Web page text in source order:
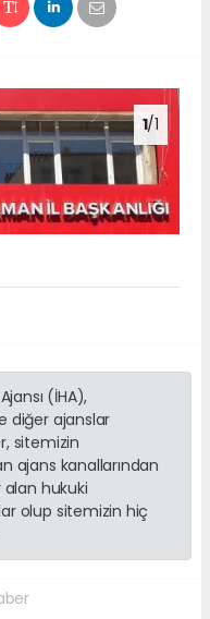
1/1
(İHA),
diğer ajanslar
sitemizin
ajans kanallarından
hukuki
olup sitemizin hiç